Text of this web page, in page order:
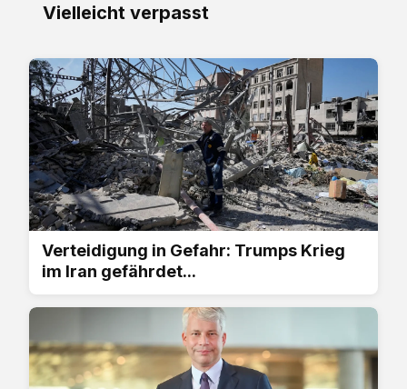
Vielleicht verpasst
Verteidigung in Gefahr: Trumps Krieg
im Iran gefährdet...